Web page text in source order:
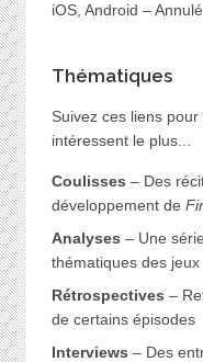
iOS, Android – Annulé
Thématiques
Suivez ces liens
intéressent le plus...
Coulisses – Des
développement de
Analyses – Une
thématiques des jeux
Rétrospectives –
de certains épisodes
Interviews – Des